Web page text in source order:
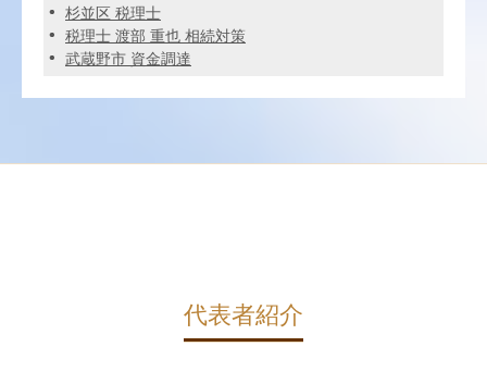
杉並区 税理士
税理士 渡部 重也 相続対策
武蔵野市 資金調達
代表者紹介